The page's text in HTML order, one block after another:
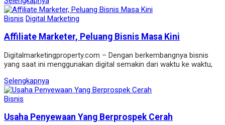
Bisnis Digital Marketing
Affiliate Marketer, Peluang Bisnis Masa Kini
Digitalmarketingproperty.com – Dengan berkembangnya bisnis
yang saat ini menggunakan digital semakin dari waktu ke waktu,
Selengkapnya
Bisnis
Usaha Penyewaan Yang Berprospek Cerah